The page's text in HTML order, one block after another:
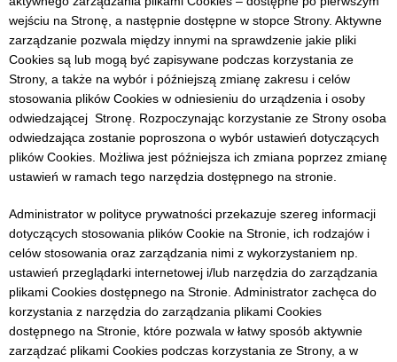
wejściu na Stronę, a następnie dostępne w stopce Strony. Aktywne
zarządzanie pozwala między innymi na sprawdzenie jakie pliki
Cookies są lub mogą być zapisywane podczas korzystania ze
Strony, a także na wybór i późniejszą zmianę zakresu i celów
stosowania plików Cookies w odniesieniu do urządzenia i osoby
odwiedzającej Stronę. Rozpoczynając korzystanie ze Strony osoba
odwiedzająca zostanie poproszona o wybór ustawień dotyczących
plików Cookies. Możliwa jest późniejsza ich zmiana poprzez zmianę
ustawień w ramach tego narzędzia dostępnego na stronie.
Administrator w polityce prywatności przekazuje szereg informacji
dotyczących stosowania plików Cookie na Stronie, ich rodzajów i
celów stosowania oraz zarządzania nimi z wykorzystaniem np.
ustawień przeglądarki internetowej i/lub narzędzia do zarządzania
plikami Cookies dostępnego na Stronie. Administrator zachęca do
korzystania z narzędzia do zarządzania plikami Cookies
dostępnego na Stronie, które pozwala w łatwy sposób aktywnie
zarządzać plikami Cookies podczas korzystania ze Strony, a w